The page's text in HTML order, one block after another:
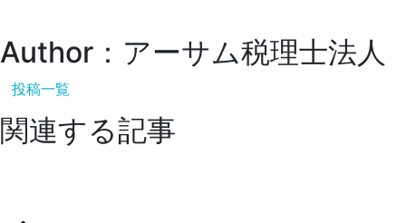
Author：アーサム税理士法人
投稿一覧
関連する記事